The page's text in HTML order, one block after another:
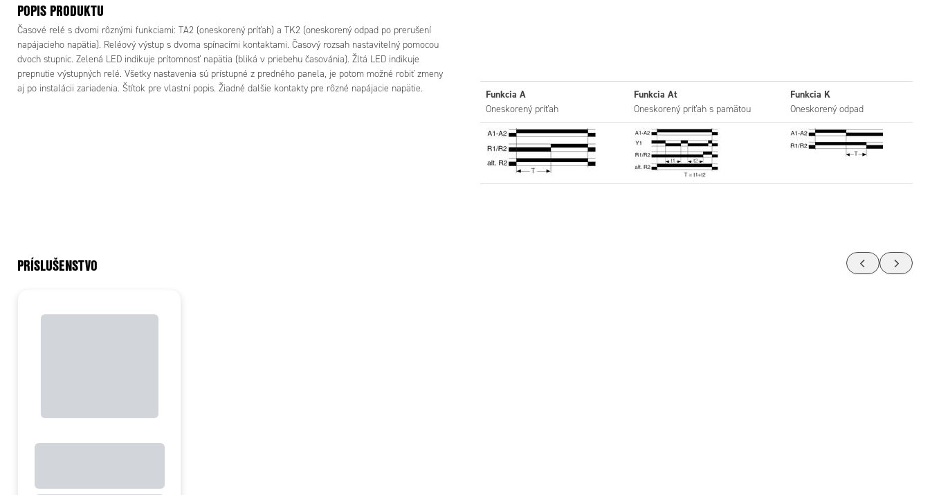
Funkcia A Funkcia At Funkcia K
Oneskorený
POPIS PRODUKTU
Časové relé s dvomi rôznými funkciami: TA2 (oneskorený príťah) a TK2 (oneskorený odpad po prerušení
napájacieho napätia). Reléový výstup s dvoma spínacími kontaktami. Časový rozsah nastavitelný pomocou
dvoch stupnic. Zelená LED indikuje prítomnosť napätia (bliká v priebehu časovánia). Žltá LED indikuje
prepnutie výstupných relé. Všetky nastavenia sú prístupné z predného panela, je potom možné robiť zmeny
aj po instalácii zariadenia. Štítok pre vlastní popis. Žiadné dalšie kontakty pre rôzné napájacie napätie.
Funkcia A
Oneskorený príťah
Funkcia At
Oneskorený príťah s pamätou
Funkcia K
Oneskorený odpad
PRÍSLUŠENSTVO